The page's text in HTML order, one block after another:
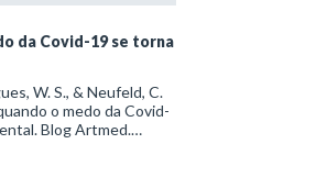
da Covid-19 se torna
W. S., & Neufeld, C.
o medo da Covid-
Blog Artmed.
da-saude-mental